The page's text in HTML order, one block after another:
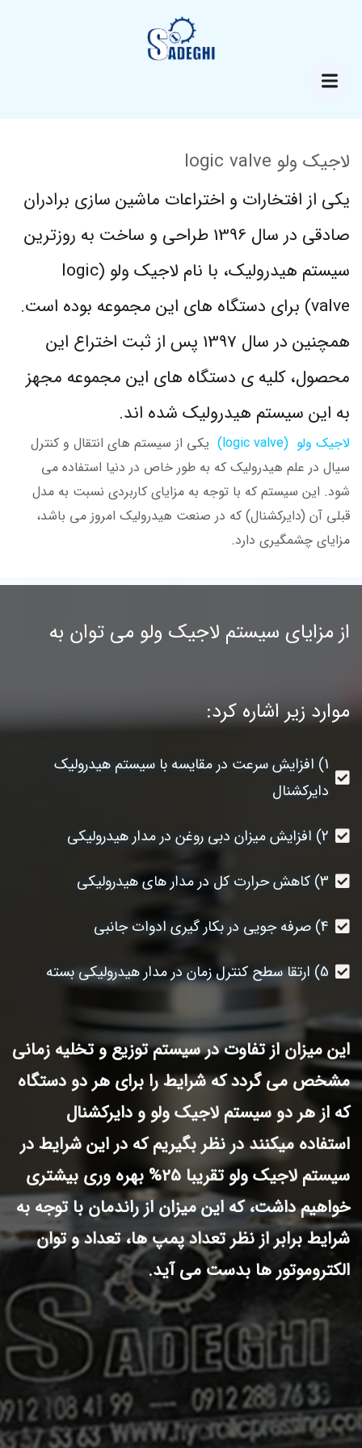
لاجیک ولو logic valve
یکی از افتخارات و اختراعات ماشین سازی برادران
صادقی در سال 1396 طراحی و ساخت به روزترین
سیستم هیدرولیک، با نام لاجیک ولو (logic
valve) برای دستگاه های این مجموعه بوده است.
همچنین در سال 1397 پس از ثبت اختراع این
محصول، کلیه ی دستگاه های این مجموعه مجهز
به این سیستم هیدرولیک شده اند.
لاجیک ولو (logic valve)
یکی از سیستم های انتقال و کنترل
سیال در علم هیدرولیک که به طور خاص در دنیا استفاده می
شود. این سیستم که با توجه به مزایای کاربردی نسبت به مدل
قبلی آن (دایرکشنال) که در صنعت هیدرولیک امروز می باشد،
مزایای چشمگیری دارد.
از مزایای سیستم لاجیک ولو می توان به
موارد زیر اشاره کرد:
1) افزایش سرعت در مقایسه با سیستم هیدرولیک
دایرکشنال
2) افزایش میزان دبی روغن در مدار هیدرولیکی
3) کاهش حرارت کل در مدار های هیدرولیکی
4) صرفه جویی در بکار گیری ادوات جانبی
5) ارتقا سطح کنترل زمان در مدار هیدرولیکی بسته
این میزان از تفاوت در سیستم توزیع و تخلیه زمانی
مشخص می گردد که شرایط را برای هر دو دستگاه
که از هر دو سیستم لاجیک ولو و دایرکشنال
استفاده میکنند در نظر بگیریم که در این شرایط در
سیستم لاجیک ولو تقریبا 25% بهره وری بیشتری
خواهیم داشت، که این میزان از راندمان با توجه به
شرایط برابر از نظر تعداد پمپ ها، تعداد و توان
الکتروموتور ها بدست می آید.